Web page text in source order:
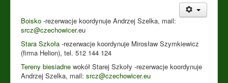
Boisko -rezerwacje koordynuje Andrzej Szelka, mail:
srcz@czechowicer.eu
Stara Szkoła -rezerwacje koordynuje Mirosław Szymkiewicz
(firma Helion), tel. 512 144 124
Tereny biesiadne wokół Starej Szkoły -rezerwacje koordynuje
Andrzej Szelka, mail: srcz@czechowicer.eu